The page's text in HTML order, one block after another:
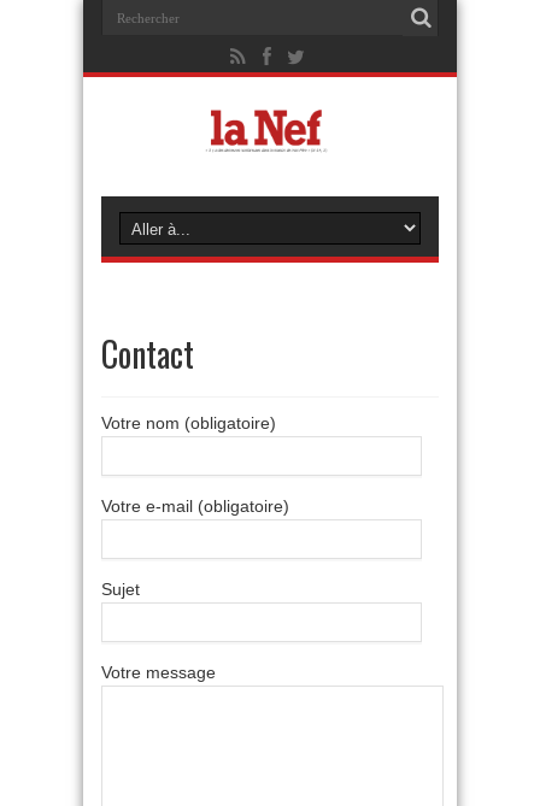
Contact
Votre nom (obligatoire)
Votre e-mail (obligatoire)
Sujet
Votre message